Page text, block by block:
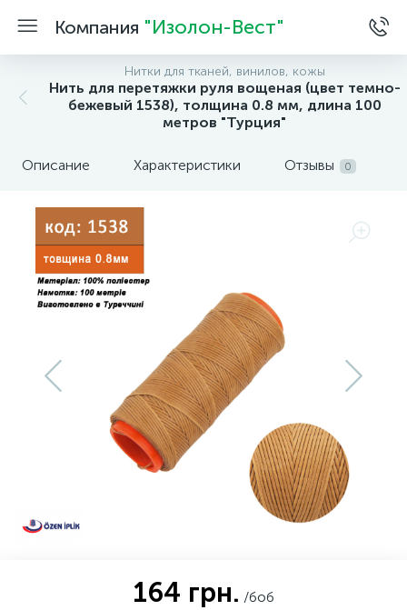
Компания "Изолон-Вест"
Нитки для тканей, винилов, кожы
Нить для перетяжки руля вощеная (цвет темно-
бежевый 1538), толщина 0.8 мм, длина 100
метров "Турция"
Описание Характеристики Отзывы 0
164 грн. /боб